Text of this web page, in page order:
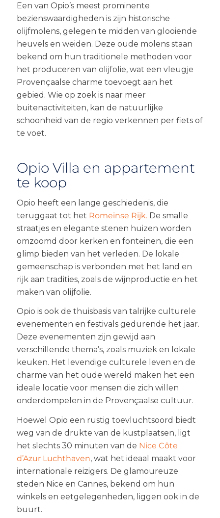
Een van Opio’s meest prominente
bezienswaardigheden is zijn historische
olijfmolens, gelegen te midden van glooiende
heuvels en weiden. Deze oude molens staan
bekend om hun traditionele methoden voor
het produceren van olijfolie, wat een vleugje
Provençaalse charme toevoegt aan het
gebied. Wie op zoek is naar meer
buitenactiviteiten, kan de natuurlijke
schoonheid van de regio verkennen per fiets of
te voet.
Opio Villa en appartement
te koop
Opio heeft een lange geschiedenis, die
teruggaat tot het Romeinse Rijk.De smalle
straatjes en elegante stenen huizen worden
omzoomd door kerken en fonteinen, die een
glimp bieden van het verleden. De lokale
gemeenschap is verbonden met het land en
rijk aan tradities, zoals de wijnproductie en het
maken van olijfolie.
Opio is ook de thuisbasis van talrijke culturele
evenementen en festivals gedurende het jaar.
Deze evenementen zijn gewijd aan
verschillende thema’s, zoals muziek en lokale
keuken. Het levendige culturele leven en de
charme van het oude wereld maken het een
ideale locatie voor mensen die zich willen
onderdompelen in de Provençaalse cultuur.
Hoewel Opio een rustig toevluchtsoord biedt
weg van de drukte van de kustplaatsen, ligt
het slechts 30 minuten van de Nice Côte
d’Azur Luchthaven, wat het ideaal maakt voor
internationale reizigers. De glamoureuze
steden Nice en Cannes, bekend om hun
winkels en eetgelegenheden, liggen ook in de
buurt.